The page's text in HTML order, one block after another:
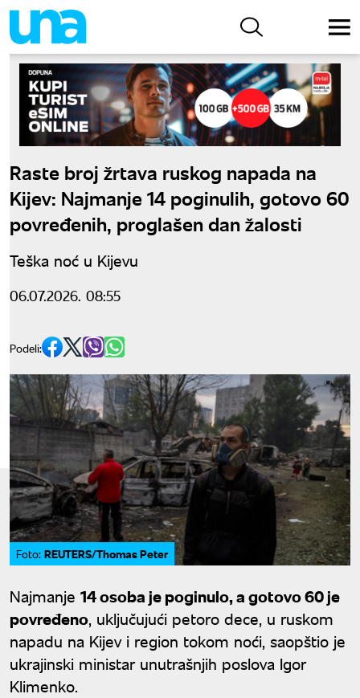
Raste broj žrtava ruskog napada na
Kijev: Najmanje 14 poginulih, gotovo 60
povređenih, proglašen dan žalosti
Teška noć u Kijevu
06.07.2026. 08:55
Podeli:
Foto: REUTERS/Thomas Peter
Najmanje 14 osoba je poginulo, a gotovo 60 je
povređeno, uključujući petoro dece, u ruskom
napadu na Kijev i region tokom noći, saopštio je
ukrajinski ministar unutrašnjih poslova Igor
Klimenko.